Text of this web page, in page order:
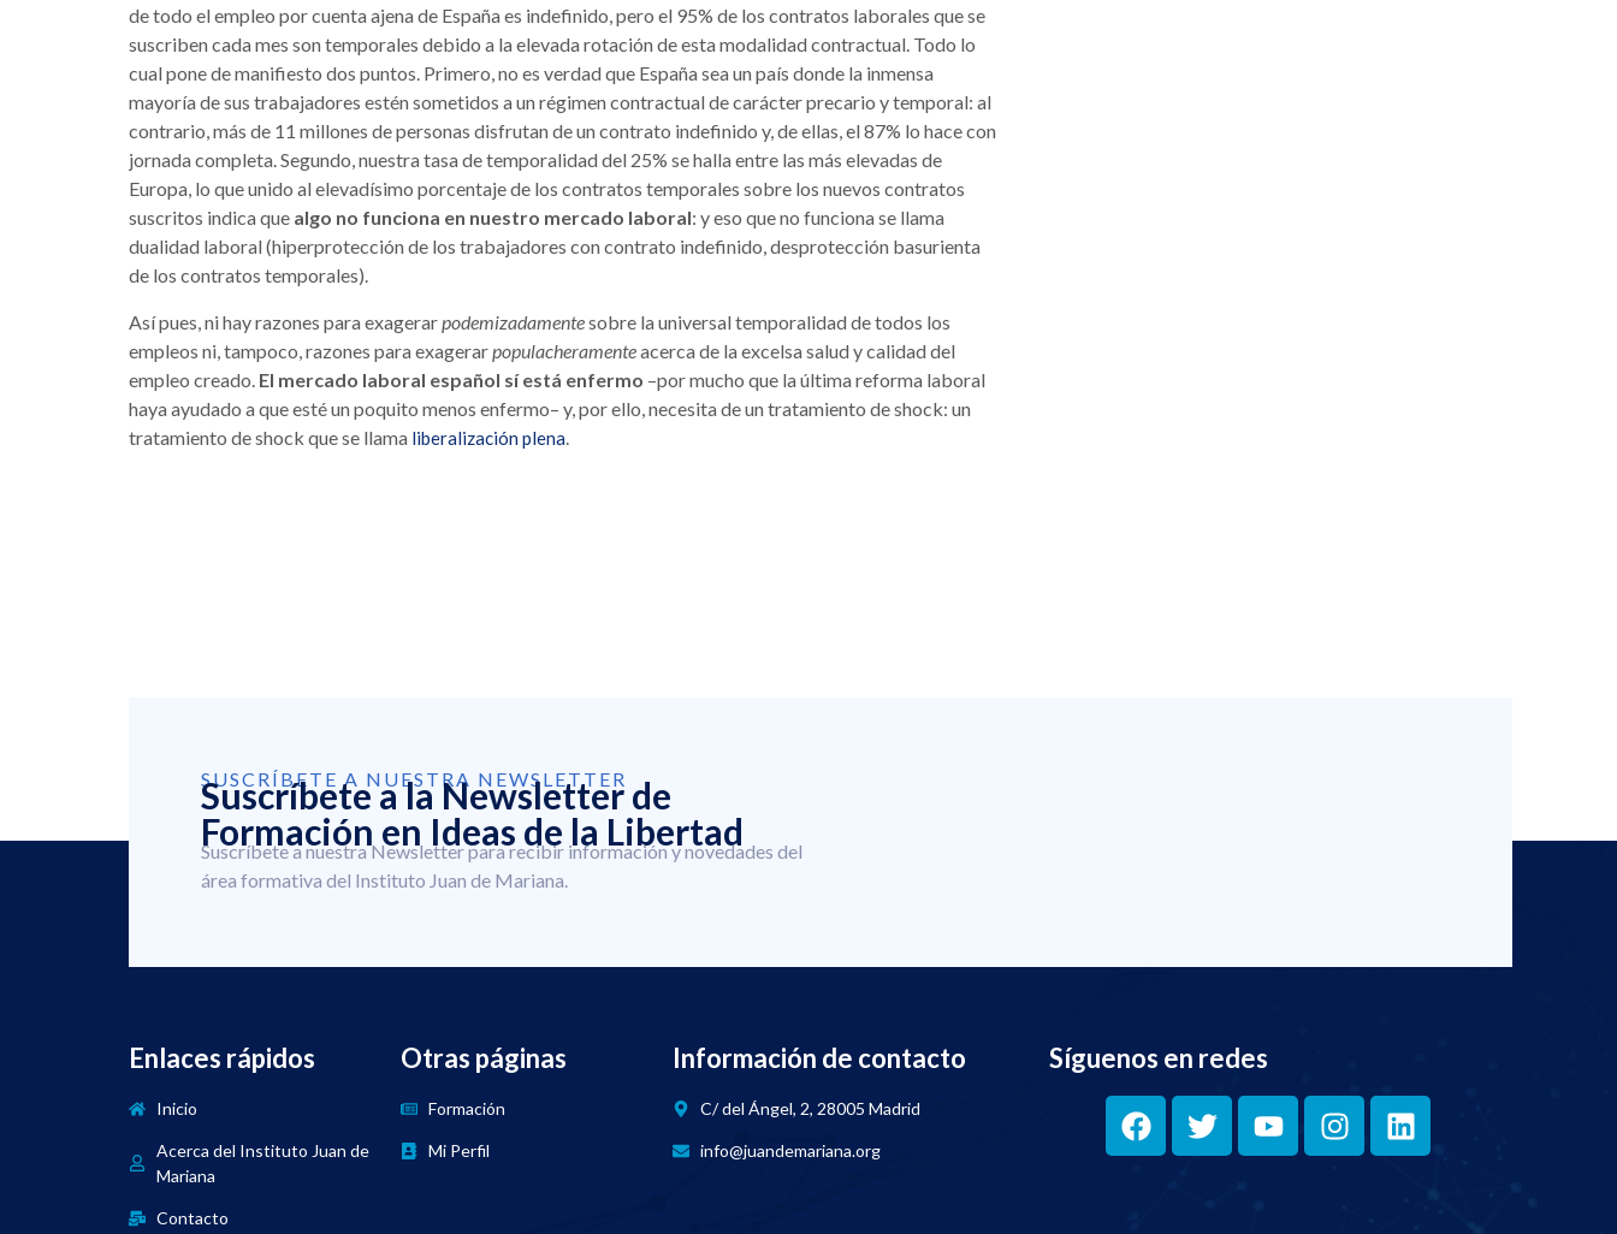
de todo el empleo por cuenta ajena de España es indefinido, pero el 95% de los contratos laborales que se
suscriben cada mes son temporales debido a la elevada rotación de esta modalidad contractual. Todo lo
cual pone de manifiesto dos puntos. Primero, no es verdad que España sea un país donde la inmensa
mayoría de sus trabajadores estén sometidos a un régimen contractual de carácter precario y temporal: al
contrario, más de 11 millones de personas disfrutan de un contrato indefinido y, de ellas, el 87% lo hace con
jornada completa. Segundo, nuestra tasa de temporalidad del 25% se halla entre las más elevadas de
Europa, lo que unido al elevadísimo porcentaje de los contratos temporales sobre los nuevos contratos
suscritos indica que algo no funciona en nuestro mercado laboral: y eso que no funciona se llama
dualidad laboral (hiperprotección de los trabajadores con contrato indefinido, desprotección basurienta
de los contratos temporales).
Así pues, ni hay razones para exagerarpodemizadamentesobre la universal temporalidad de todos los
empleos ni, tampoco, razones para exagerarpopulacheramenteacerca de la excelsa salud y calidad del
empleo creado. El mercado laboral español sí está enfermo –por mucho que la última reforma laboral
haya ayudado a que esté un poquito menos enfermo– y, por ello, necesita de un tratamiento de shock: un
tratamiento de shock que se llama liberalización plena.
SUSCRÍBETE A NUESTRA NEWSLETTER
Suscríbete a la Newsletter de
Formación en Ideas de la Libertad
Suscríbete a nuestra Newsletter para recibir información y novedades del
área formativa del Instituto Juan de Mariana.
Enlaces rápidos
Inicio
Acerca del Instituto Juan de
Mariana
Contacto
Otras páginas
Formación
Mi Perfil
Información de contacto
C/ del Ángel, 2, 28005 Madrid
info@juandemariana.org
Síguenos en redes